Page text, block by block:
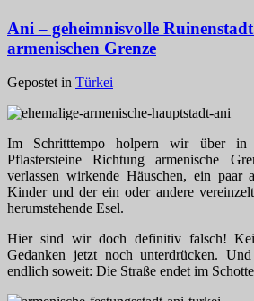
Ani – geheimnisvolle
armenischen Grenze
Gepostet in Türkei
Im Schritttempo holpern wir über in
Pflastersteine Richtung armenische
verlassen wirkende Häuschen, ein paar
Kinder und der ein oder andere
herumstehende Esel.
Hier sind wir doch definitiv falsch!
Gedanken jetzt noch unterdrücken.
endlich soweit: Die Straße endet im